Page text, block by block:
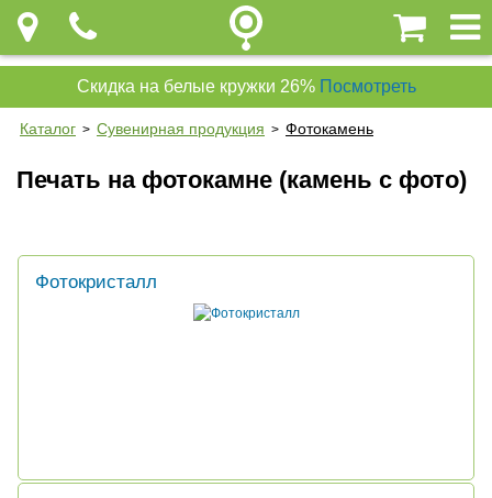
Скидка на белые кружки 26% Посмотреть
Каталог > Сувенирная продукция > Фотокамень
Печать на фотокамне (камень с фото)
Фотокристалл